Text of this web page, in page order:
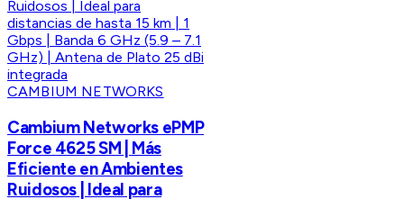
CAMBIUM NETWORKS
Cambium Networks ePMP
Force 4625 SM | Más
Eficiente en Ambientes
Ruidosos | Ideal para